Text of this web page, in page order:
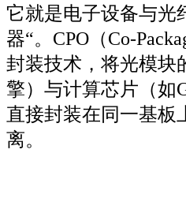
它就是电子设备与光
器“。CPO（Co-
封装技术，将光模块
擎）与计算芯片（如
直接封装在同一基板
离。